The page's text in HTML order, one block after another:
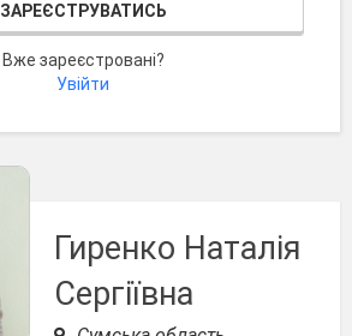
ЗАРЕЄСТРУВАТИСЬ
Вже зареєстровані?
Увійти
Гиренко Наталія
Сергіївна